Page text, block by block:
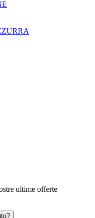
ultime offerte